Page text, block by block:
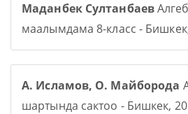
Маданбек Султанбаев
маалымдама 8-класс -
А. Исламов, О. Майборода
шартында сактоо - Бишкек,